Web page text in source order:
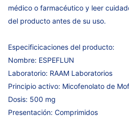
médico o farmacéutico y leer
del producto antes de su uso.
Especificicaciones del producto:
Nombre: ESPEFLUN
Laboratorio: RAAM Laboratorios
Principio activo: Micofenolato de
Dosis: 500 mg
Presentación: Comprimidos